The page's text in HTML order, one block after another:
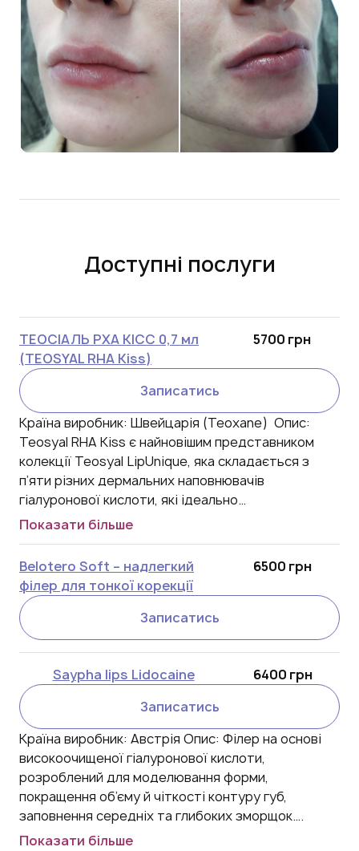
Доступні послуги
ТЕОСІАЛЬ РХА КІСС 0,7 мл
(TEOSYAL RHA Kiss)
5700 грн
Записатись
Країна виробник: Швейцарія (Teoxane) Опис:
Teosyal RHA Kiss є найновішим представником
колекції Teosyal LipUnique, яка складається з
п’яти різних дермальних наповнювачів
гіалуронової кислоти, які ідеально…
Показати більше
Belotero Soft – надлегкий
філер для тонкої корекції
6500 грн
Записатись
Saypha lips Lidocaine
6400 грн
Записатись
Країна виробник: Австрія Опис: Філер на основі
високоочищеної гіалуронової кислоти,
розроблений для моделювання форми,
покращення об’єму й чіткості контуру губ,
заповнення середніх та глибоких зморщок….
Показати більше